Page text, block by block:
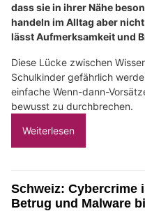
dass sie in ihrer Nähe
handeln im Alltag aber
lässt Aufmerksamkeit und
Diese Lücke zwischen
Schulkinder gefährlich
einfache Wenn-dann-
bewusst zu durchbrechen.
Weiterlesen
Schweiz: Cybercrime
Betrug und Malware